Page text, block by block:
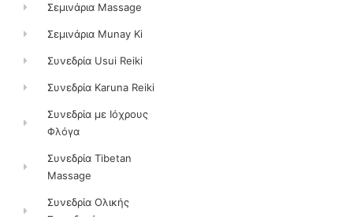
Σεμινάρια Massage
Σεμινάρια Munay Ki
Συνεδρία Usui Reiki
Συνεδρία Karuna Reiki
Συνεδρία με Ιόχρους
Φλόγα
Συνεδρία Tibetan
Massage
Συνεδρία Ολικής